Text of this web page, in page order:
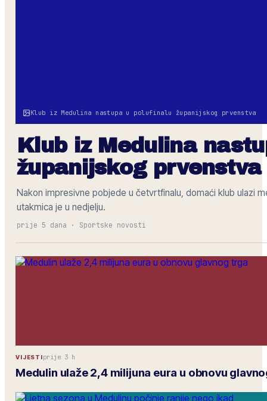
Klub iz Medulina nastupa u polufinalu županijskog prvenstva
Klub iz Medulina
županijskog prvenstva
Nakon impresivne pobjede u četvrtfinalu, domaći klub ulazi
utakmica je u nedjelju.
prije 5 dana · Sportske novosti
VIJESTIprije 3 h
Medulin ulaže 2,4 milijuna eura u obnovu